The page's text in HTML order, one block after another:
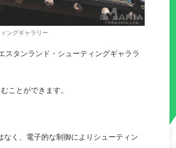
ングギャラリー
スタンランド・シューティングギャララ
ことができます。
く、電子的な制御によりシューティン